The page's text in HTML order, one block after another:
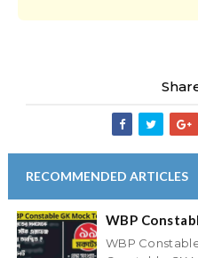
RECOMMENDED ARTICLES
WBP
WBP